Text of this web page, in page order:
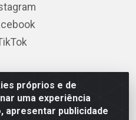
próprios e de
uma experiência
apresentar publicidade
APP